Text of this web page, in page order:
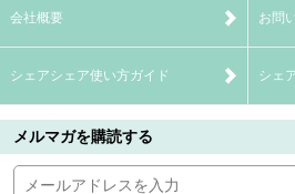
会社概要 お問
シェアシェア使い方ガイド シェ
メルマガを購読する